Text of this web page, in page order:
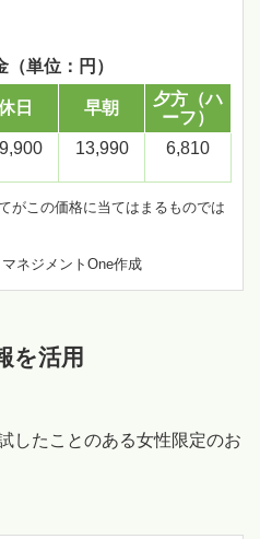
単位：円）
日 早朝
夕方（ハ
ーフ）
13,990 6,810
がこの価格に当てはまるものでは
ネジメントOne作成
を活用
したことのある女性限定のお